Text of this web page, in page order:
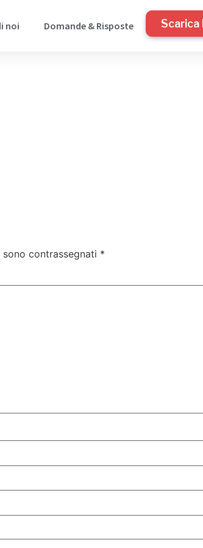
noi Domande & Risposte Scarica
contrassegnati *